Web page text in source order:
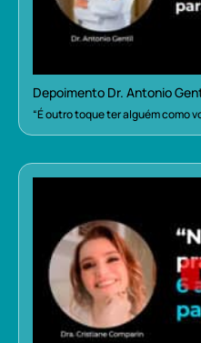
Depoimento Dr. Antonio
“É outro toque ter alguém como